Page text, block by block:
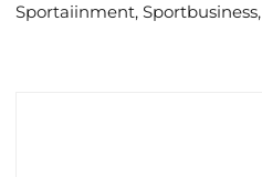
Sportaiinment, Sportbusiness,